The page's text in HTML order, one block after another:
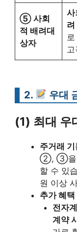
⑤ 사회
적 배려대
상자
사
려
로
고
2. 우대
(1) 최대 우
주거래
②, ③을
할 수 있
원 이상
추가 혜
전자
계약